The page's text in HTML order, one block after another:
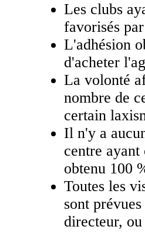
Les clubs
favorisés
L'adhésion
d'acheter
La volonté
nombre de
certain
Il n'y a
centre
obtenu 100
Toutes les
sont
directeur,